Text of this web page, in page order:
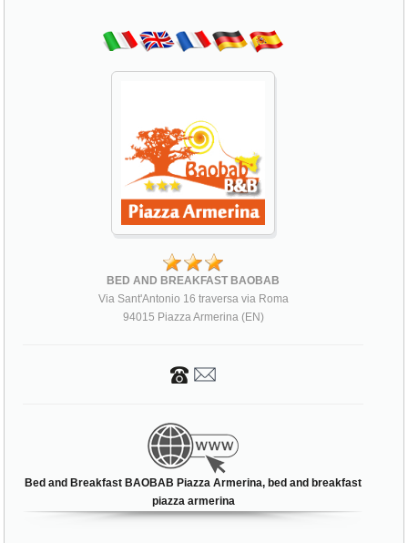
BED AND BREAKFAST BAOBAB
Via Sant'Antonio 16 traversa via Roma
94015 Piazza Armerina (EN)
Bed and Breakfast BAOBAB Piazza Armerina, bed and breakfast
piazza armerina